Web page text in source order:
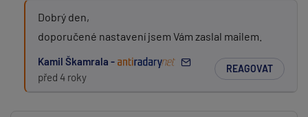
Dobrý den,
doporučené nastavení jsem Vám zaslal mailem.
Kamil Škamrala -
před 4 roky
REAGOVAT